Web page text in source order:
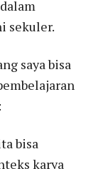
sekuler.
saya bisa
bisa
karya